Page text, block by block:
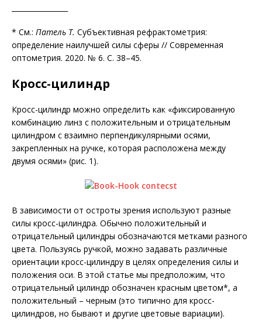
* См.: Патель Т. Субъективная рефрактометрия:
определение наилучшей силы сферы // Современная
оптометрия. 2020. № 6. С. 38–45.
Кросс-цилиндр
Кросс-цилиндр можно определить как «фиксированную
комбинацию линз с положительным и отрицательным
цилиндром с взаимно перпендикулярными осями,
закрепленных на ручке, которая расположена между
двумя осями» (рис. 1).
В зависимости от остроты зрения используют разные
силы кросс-цилиндра. Обычно положительный и
отрицательный цилиндры обозначаются метками разного
цвета. Пользуясь ручкой, можно задавать различные
ориентации кросс-цилиндру в целях определения силы и
положения оси. В этой статье мы предположим, что
отрицательный цилиндр обозначен красным цветом*, а
положительный – черным (это типично для кросс-
цилиндров, но бывают и другие цветовые вариации).